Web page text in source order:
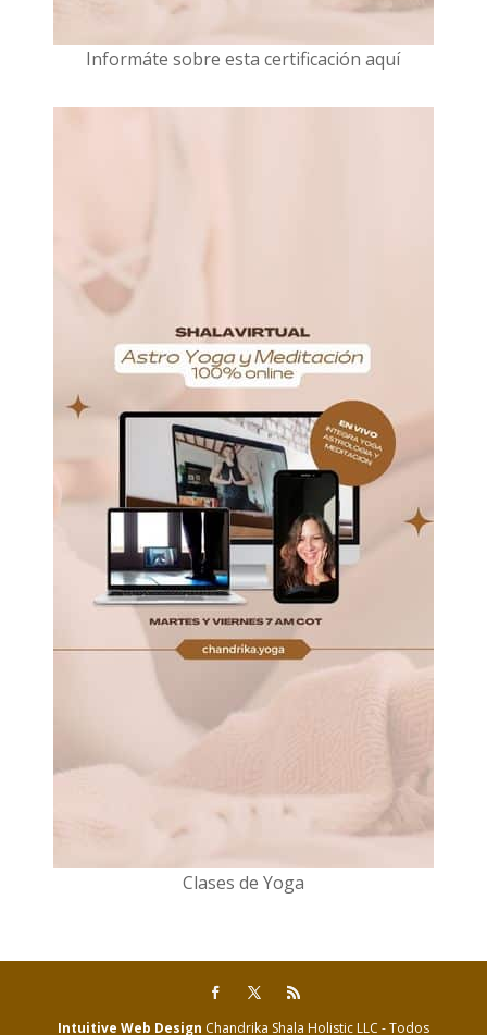
Informáte sobre esta certificación aquí
Clases de Yoga
Intuitive Web Design Chandrika Shala Holistic LLC - Todos